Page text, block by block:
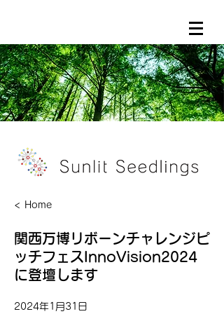
< Home
関西万博リボーンチャレンジピ
ッチフェスInnoVision2024
に登壇します
2024年1月31日